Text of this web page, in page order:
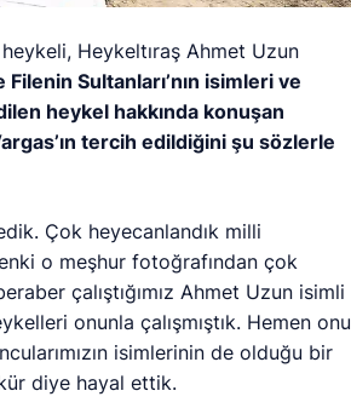
Heykeltıraş Ahmet Uzun
Filenin Sultanları’nın isimleri ve
heykel hakkında konuşan
tercih edildiğini şu sözlerle
Çok heyecanlandık milli
o meşhur fotoğrafından çok
çalıştığımız Ahmet Uzun isimli
onunla çalışmıştık. Hemen onu
isimlerinin de olduğu bir
diye hayal ettik.